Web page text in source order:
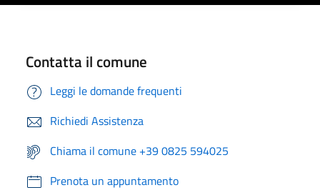
Contatta il comune
Leggi le domande frequenti
Richiedi Assistenza
Chiama il comune +39 0825 594025
Prenota un appuntamento